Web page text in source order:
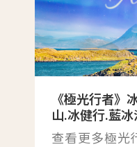
《極光行者》
山.冰健行.藍
查看更多極光